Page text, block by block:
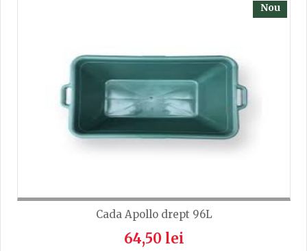
Nou
Cada Apollo drept 96L
64,50 lei